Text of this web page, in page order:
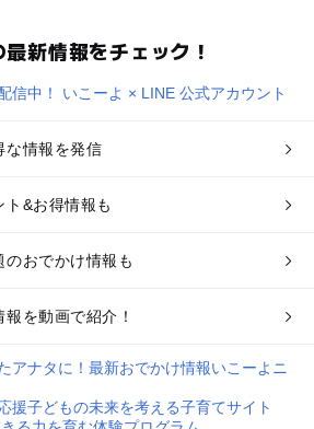
新情報をチェック！
な情報を発信
&お得情報も
おでかけ情報も
を動画で紹介！